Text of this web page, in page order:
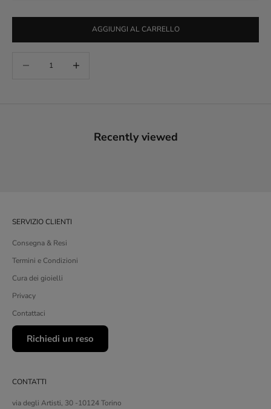
AGGIUNGI AL CARRELLO
Recently viewed
SERVIZIO CLIENTI
Consegna & Resi
Termini e Condizioni
Cura dei gioielli
Privacy
Contattaci
Richiedi un reso
CONTATTI
via degli Artisti, 30 -10124 Torino